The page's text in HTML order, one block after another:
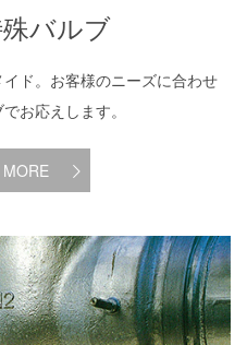
バルブ
ド。お客様のニーズに合わせ
お応えします。
バルブ